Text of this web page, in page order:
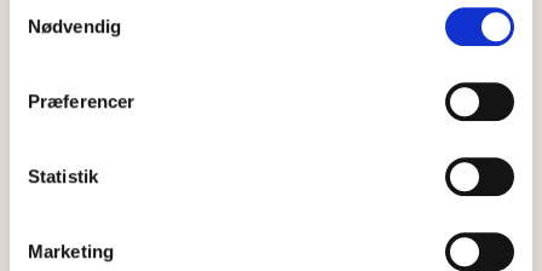
Nødvendig
Præferencer
Statistik
Marketing
Attraktiv og charmerende ejendom